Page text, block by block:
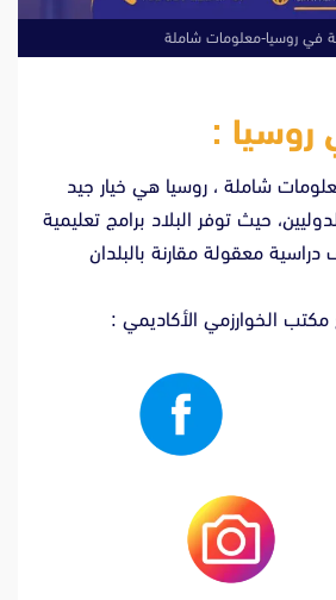
في روسيا-معلومات شاملة
روسيا :
شاملة ، روسيا هي خيار جيد
حيث توفر البلاد برامج تعليمية
دراسية معقولة مقارنة بالبلدان
الخوارزمي الأكاديمي :